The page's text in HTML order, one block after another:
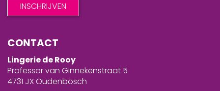
CONTACT
Lingerie de Rooy
Professor van Ginnekenstraat 5
4731 JX Oudenbosch